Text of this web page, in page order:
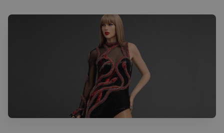
Rechercher dans Français à Londres - Magazine